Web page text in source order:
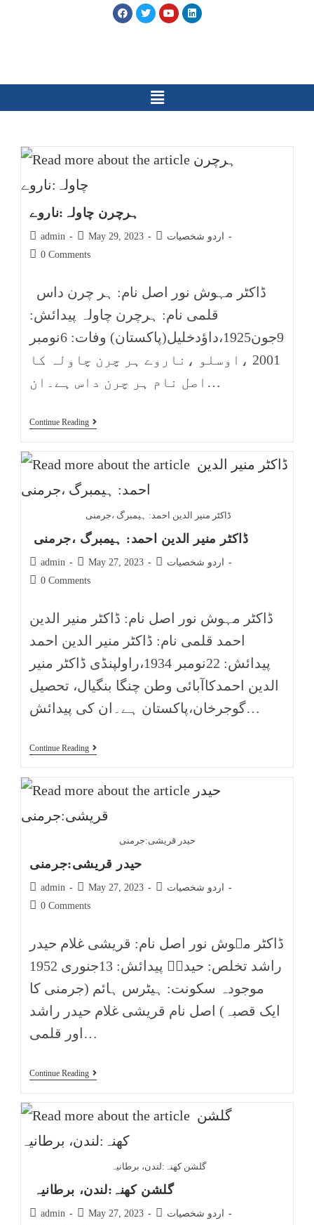
ہرچرن چاولہ:ناروے
admin May 29, 2023
اردو شخصیات
0 Comments
قلمی نام: ہرچرن چاولہ پیدائش:
9جون1925،داؤدخلیل(پاکستان) وفات: 6نومبر
2001 ،اوسلو ،ناروے ہر چرن چاولہ کا
اصل نام ہر چرن داس ہے۔ان…
Continue Reading
ڈاکٹر منیر الدین احمد: ہیمبرگ ،جرمنی
ڈاکٹر منیر الدین احمد: ہیمبرگ ،جرمنی
admin May 27, 2023
اردو شخصیات
0 Comments
ڈاکٹر مہوش نور اصل نام: ڈاکٹر منیر الدین
احمد قلمی نام: ڈاکٹر منیر الدین احمد
پیدائش: 22نومبر 1934،راولپنڈی ڈاکٹر منیر
الدین احمدکاآبائی وطن چنگا بنگیال، تحصیل
گوجرخان،پاکستان ہے۔ان کی پیدائش…
Continue Reading
حیدر قریشی:جرمنی
حیدر قریشی:جرمنی
admin May 27, 2023
اردو شخصیات
0 Comments
ڈاکٹر مہوش نور اصل نام: قریشی غلام حیدر
راشد تخلص: حیدرؔ پیدائش: 13جنوری 1952
موجودہ سکونت: ہیٹرس ہائم (جرمنی کا
ایک قصبہ) اصل نام قریشی غلام حیدر راشد
اور قلمی…
Continue Reading
گلشن کھنہ:لندن، برطانیہ
گلشن کھنہ:لندن، برطانیہ
admin May 27, 2023
اردو شخصیات